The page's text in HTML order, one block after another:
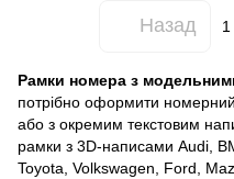
Назад 1
Рамки номера з
потрібно оформити номерний
або з окремим текстовим
рамки з 3D-написами Audi,
Toyota, Volkswagen, Ford,